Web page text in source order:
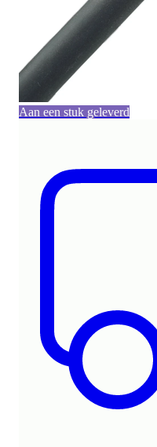
Aan een stuk geleverd